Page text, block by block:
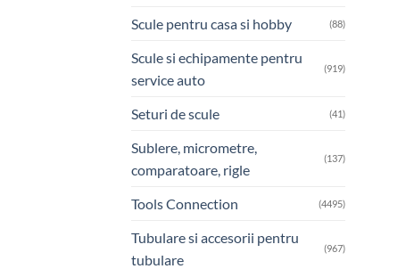
Scule pentru casa si hobby (88)
Scule si echipamente pentru
service auto
(919)
Seturi de scule (41)
Sublere, micrometre,
comparatoare, rigle
(137)
Tools Connection (4495)
Tubulare si accesorii pentru
tubulare
(967)